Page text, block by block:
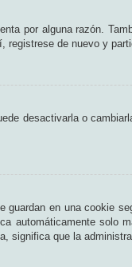
por alguna razón.
de nuevo y
desactivarla o
en una cookie
automáticamente
significa que la